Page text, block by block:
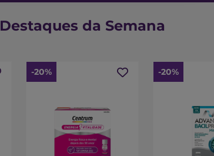
Destaques da Semana
-20% -20%